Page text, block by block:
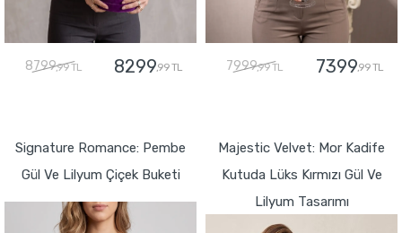
8799,99 TL 8299,99 TL 7999,99 TL 7399,99 TL
Signature Romance: Pembe
Gül Ve Lilyum Çiçek Buketi
Majestic Velvet: Mor Kadife
Kutuda Lüks Kırmızı Gül Ve
Lilyum Tasarımı